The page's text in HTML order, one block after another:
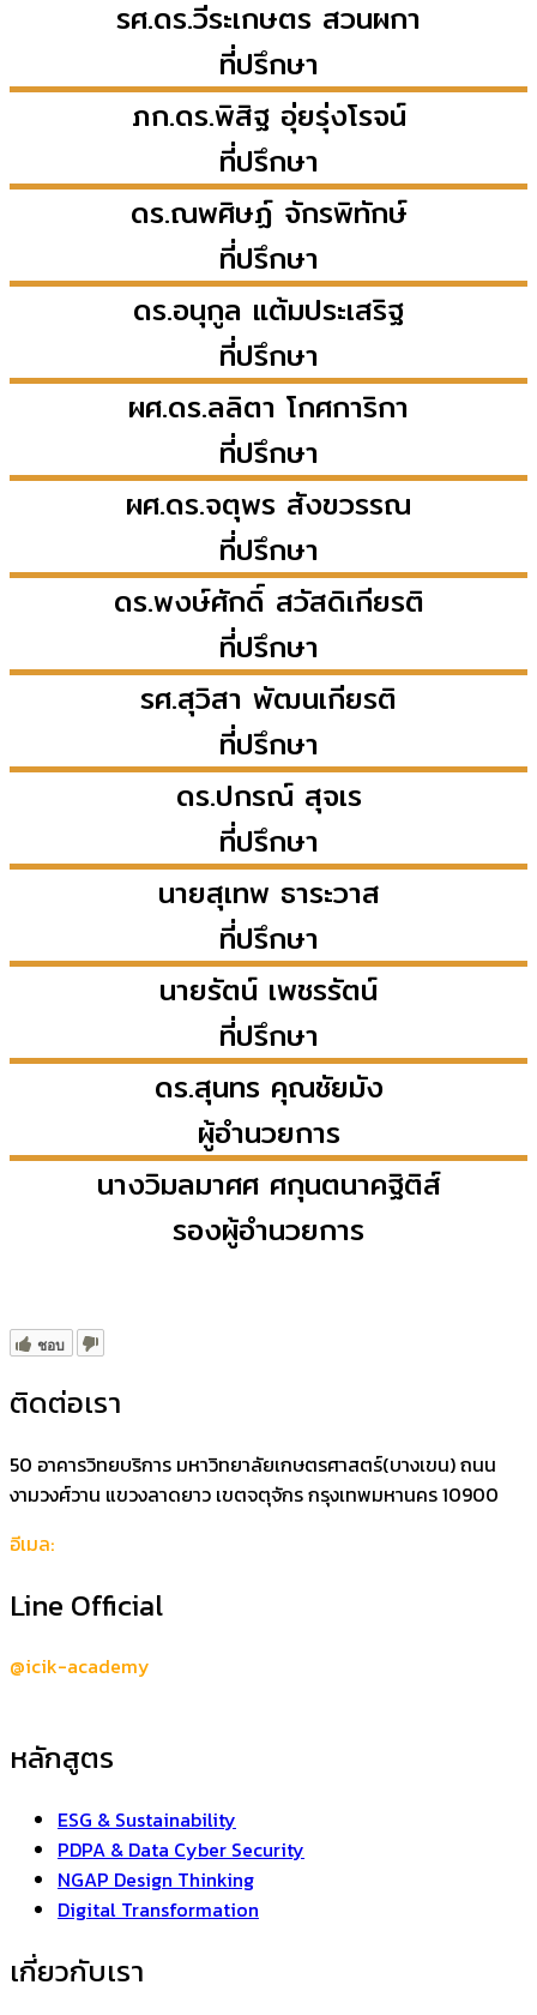
รศ.ดร.วีระเกษตร สวนผกา
ที่ปรึกษา
ภก.ดร.พิสิฐ อุ่ยรุ่งโรจน์
ที่ปรึกษา
ดร.ณพศิษฏ์ จักรพิทักษ์
ที่ปรึกษา
ดร.อนุกูล แต้มประเสริฐ
ที่ปรึกษา
ผศ.ดร.ลลิตา โกศการิกา
ที่ปรึกษา
ผศ.ดร.จตุพร สังขวรรณ
ที่ปรึกษา
ดร.พงษ์ศักดิ์ สวัสดิเกียรติ
ที่ปรึกษา
รศ.สุวิสา พัฒนเกียรติ
ที่ปรึกษา
ดร.ปกรณ์ สุจเร
ที่ปรึกษา
นายสุเทพ ธาระวาส
ที่ปรึกษา
นายรัตน์ เพชรรัตน์
ที่ปรึกษา
ดร.สุนทร คุณชัยมัง
ผู้อำนวยการ
นางวิมลมาศศ ศกุนตนาคฐิติส์
รองผู้อำนวยการ
ชอบ
ติดต่อเรา
50 อาคารวิทยบริการ มหาวิทยาลัยเกษตรศาสตร์(บางเขน) ถนน
งามวงศ์วาน แขวงลาดยาว เขตจตุจักร กรุงเทพมหานคร 10900
อีเมล:
Line Official
@icik-academy
หลักสูตร
ESG & Sustainability
PDPA & Data Cyber Security
NGAP Design Thinking
Digital Transformation
เกี่ยวกับเรา